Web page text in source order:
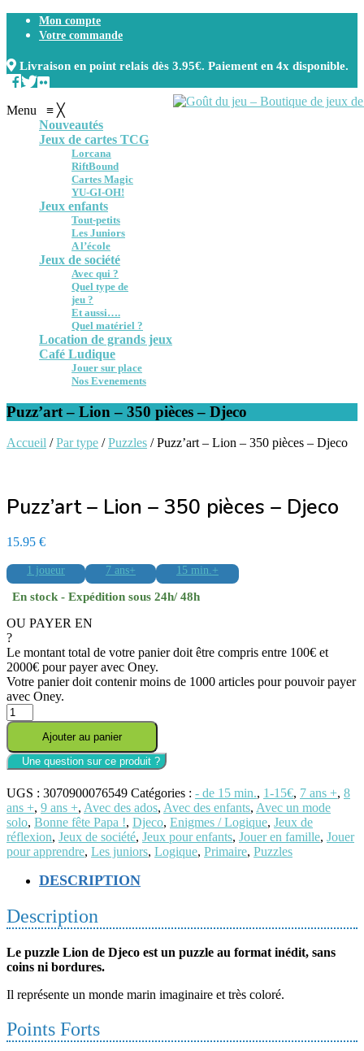
Mon compte
Votre commande
Livraison en point relais dès 3.95€. Paiement en 4x disponible.
Menu ≡ ╳
Nouveautés
Jeux de cartes TCG
Lorcana
RiftBound
Cartes Magic
YU-GI-OH!
Jeux enfants
Tout-petits
Les Juniors
A l’école
Jeux de société
Avec qui ?
Quel type de
jeu ?
Et aussi….
Quel matériel ?
Location de grands jeux
Café Ludique
Jouer sur place
Nos Evenements
Puzz’art – Lion – 350 pièces – Djeco
Accueil /Par type /Puzzles / Puzz’art – Lion – 350 pièces – Djeco
Puzz’art – Lion – 350 pièces – Djeco
15.95 €
1 joueur 7 ans+ 15 min.+
En stock - Expédition sous 24h/ 48h
OU PAYER EN
?
Le montant total de votre panier doit être compris entre 100€ et
2000€ pour payer avec Oney.
Votre panier doit contenir moins de 1000 articles pour pouvoir payer
avec Oney.
quantité
de
Puzz'art
-
Lion
350
pièces
-
Djeco
Ajouter au panier
UGS : 3070900076549 Catégories : - de 15 min., 1-15€, 7 ans +, 8
ans +, 9 ans +, Avec des ados, Avec des enfants, Avec un mode
solo, Bonne fête Papa !, Djeco, Enigmes / Logique, Jeux de
réflexion, Jeux de société, Jeux pour enfants, Jouer en famille, Jouer
pour apprendre, Les juniors, Logique, Primaire, Puzzles
DESCRIPTION
Description
Le puzzle Lion de Djeco est un puzzle au format inédit, sans
coins ni bordures.
Il représente un monde marin imaginaire et très coloré.
Points Forts